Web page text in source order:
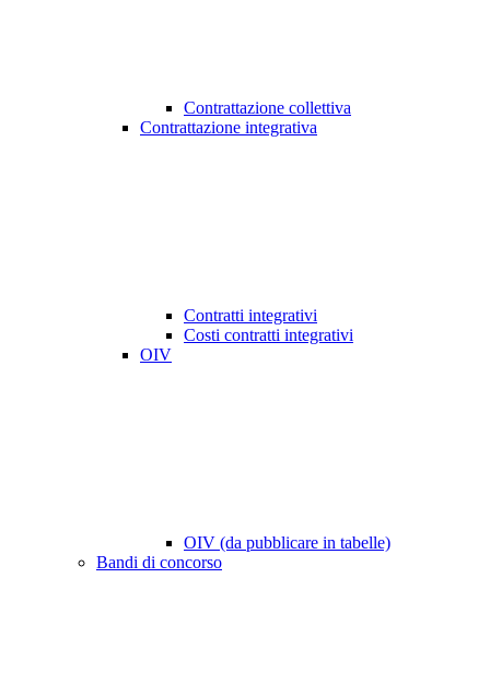
Contrattazione collettiva
Contrattazione integrativa
Contratti integrativi
Costi contratti integrativi
OIV
OIV (da pubblicare in tabelle)
Bandi di concorso